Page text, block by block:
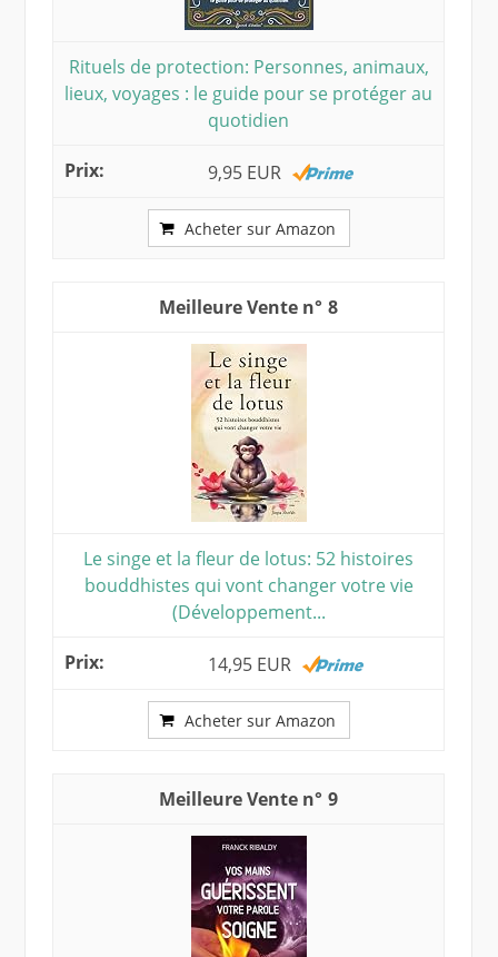
Rituels de protection: Personnes, animaux,
lieux, voyages : le guide pour se protéger au
quotidien
9,95 EUR
Acheter sur Amazon
8
Le singe et la fleur de lotus: 52 histoires
bouddhistes qui vont changer votre vie
(Développement...
14,95 EUR
Acheter sur Amazon
9